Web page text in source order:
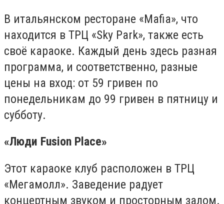
В итальянском ресторане «Mafia», что
находится в ТРЦ «Sky Park», также есть
своё караоке. Каждый день здесь разная
программа, и соответственно, разные
цены на вход: от 59 гривен по
понедельникам до 99 гривен в пятницу и
субботу.
«Люди Fusion Place»
Этот караоке клуб расположен в ТРЦ
«Мегамолл». Заведение радует
концертным звуком и просторным залом.